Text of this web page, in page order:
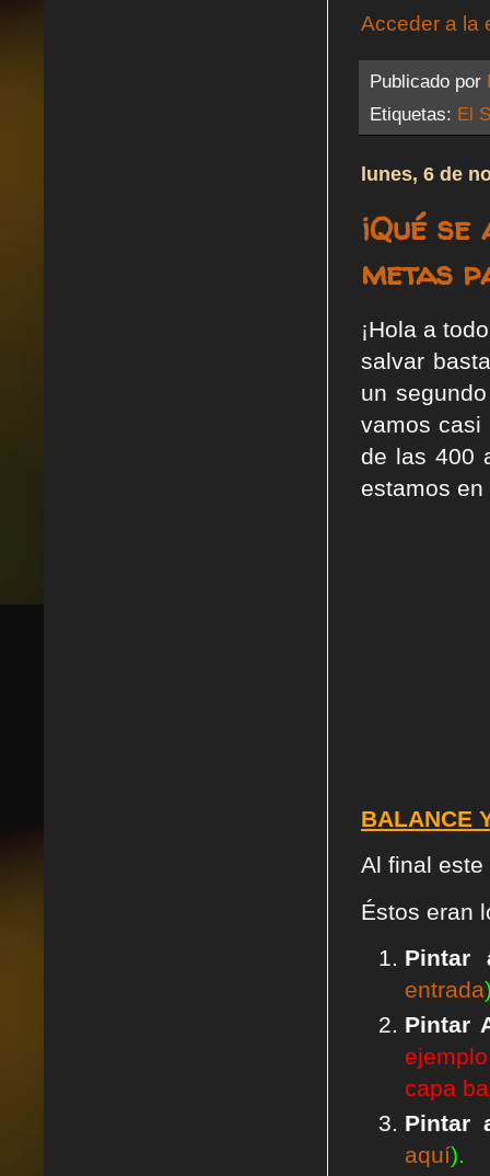
Acceder a la
Publicado por
Etiquetas: El
lunes, 6 de
¡Qué
metas
¡Hola a
salvar
un
vamos casi
de las 400
estamos
BALANCE
Al final
Éstos eran
Pintar
entrada
Pintar
capa
Pintar
aquí).